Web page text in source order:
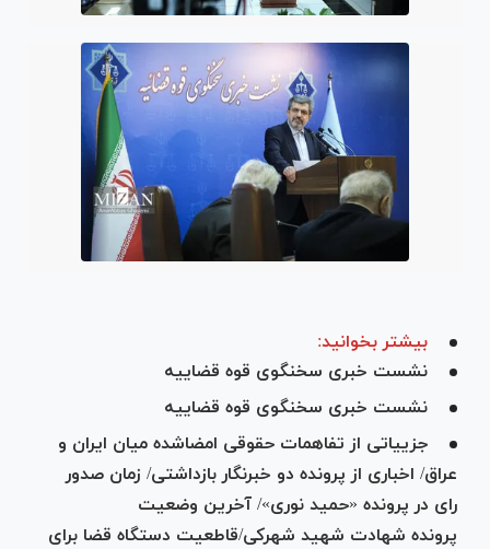
بیشتر بخوانید:
نشست خبری سخنگوی قوه قضاییه
نشست خبری سخنگوی قوه قضاییه
جزییاتی از تفاهمات حقوقی امضاشده میان ایران و
عراق/ اخباری از پرونده دو خبرنگار بازداشتی/ زمان صدور
رای در پرونده «حمید نوری»/ آخرین وضعیت
پرونده شهادت شهید شهرکی/قاطعیت دستگاه قضا برای